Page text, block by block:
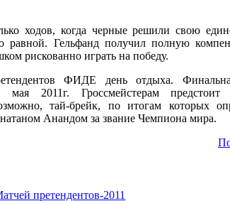
ходов, когда черные решили свою
равной. Гельфанд получил полную
рискованно играть на победу.
ФИДЕ день отдыха.
2011г. Гроссмейстерам предстоит
тай-брейк, по итогам которых
Анандом за звание Чемпиона мира.
претендентов-2011